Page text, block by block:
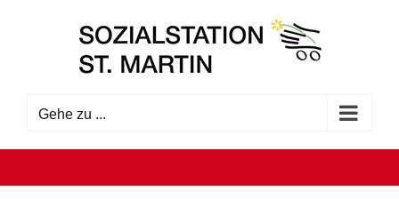
Gehe zu ...